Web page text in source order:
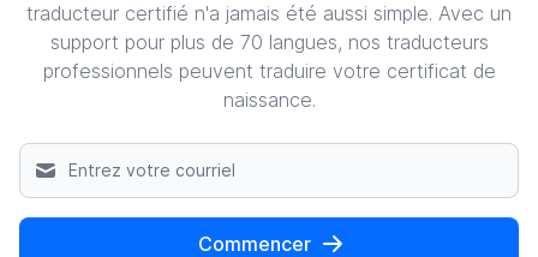
traducteur certifié n'a jamais été aussi simple. Avec un
support pour plus de 70 langues, nos traducteurs
professionnels peuvent traduire votre certificat de
naissance.
Commencer